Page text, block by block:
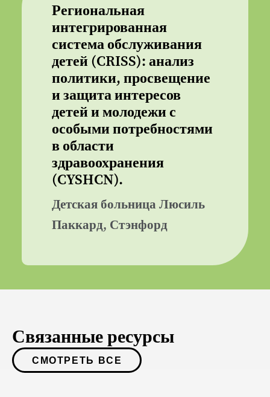
Региональная
интегрированная
система обслуживания
детей (CRISS): анализ
политики, просвещение
и защита интересов
детей и молодежи с
особыми потребностями
в области
здравоохранения
(CYSHCN).
Детская больница Люсиль
Паккард, Стэнфорд
Связанные ресурсы
СМОТРЕТЬ ВСЕ